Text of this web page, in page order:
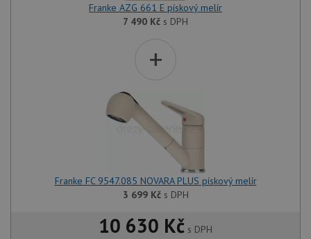
Franke AZG 661 E pískový melír
7 490 Kč s DPH
+
Franke FC 9547.085 NOVARA PLUS pískový melír
3 699 Kčs DPH
10 630 Kč s DPH